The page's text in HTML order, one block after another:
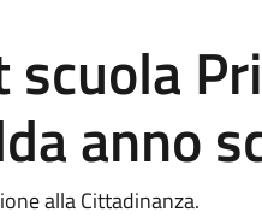
scuola
anno
alla Cittadinanza.